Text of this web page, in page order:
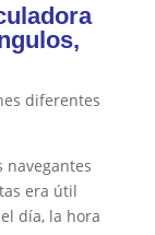
diferentes
navegantes
era útil
día, la hora